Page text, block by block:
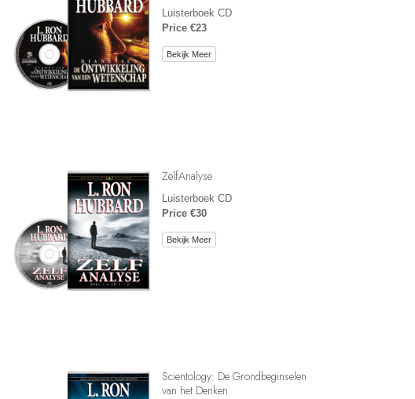
Feitenonderzoek
De Grondbeginselen van Organiseren
De Grondslagen van Public Relations
Luisterboek CD
Price €23
Bekijk Meer
ZelfAnalyse
Luisterboek CD
Price €30
Bekijk Meer
Scientology: De Grondbeginselen
van het Denken